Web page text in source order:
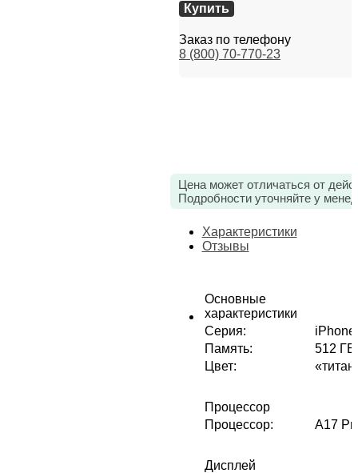
Купить
Заказ по телефону
8 (800) 70-770-23
Цена может отличаться от
Подробности уточняйте у
Характеристики
Отзывы
Основные
характеристики
Серия:
Память:
512 ГБ
Цвет:
Процессор
Процессор: A17
Дисплей